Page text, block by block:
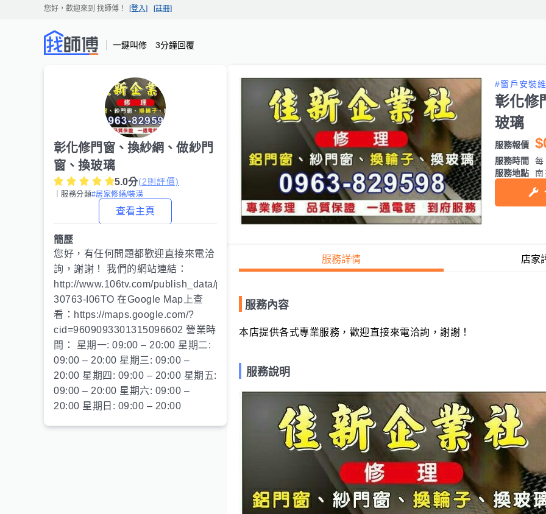
您好，歡迎來到 找師傅 ！ [登入] [註冊]
一鍵叫修 3分鐘回覆
彰化修門窗、換紗網、做紗門
窗、換玻璃
5.0分(2則評價)
｜服務分類#居家修繕/裝潢
查看主頁
簡歷
您好，有任何問題都歡迎直接來電洽
詢，謝謝！ 我們的網站連結：
http://www.106tv.com/publish_data/publish_show34586-
30763-I06TO 在Google Map上查
看：https://maps.google.com/?
cid=9609093301315096602 營業時
間： 星期一: 09:00 – 20:00 星期二:
09:00 – 20:00 星期三: 09:00 –
20:00 星期四: 09:00 – 20:00 星期五:
09:00 – 20:00 星期六: 09:00 –
20:00 星期日: 09:00 – 20:00
#窗戶安裝
彰化修
玻璃
服務報價
服務時間
服務地點
服務詳情 店家
服務內容
本店提供各式專業服務，歡迎直接來電洽詢，謝謝！
服務說明